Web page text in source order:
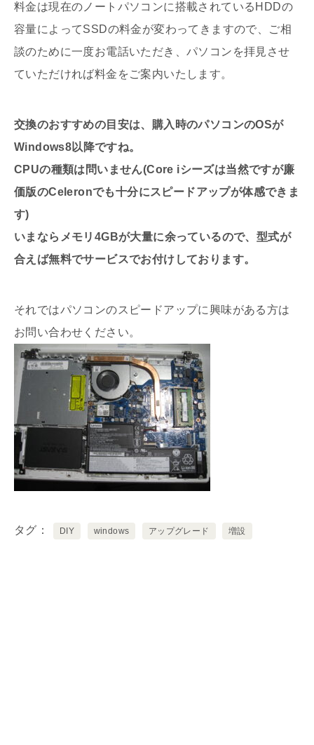
料金は現在のノートパソコンに搭載されているHDDの
容量によってSSDの料金が変わってきますので、ご相
談のために一度お電話いただき、パソコンを拝見させ
ていただければ料金をご案内いたします。
交換のおすすめの目安は、購入時のパソコンのOSが
Windows8以降ですね。
CPUの種類は問いません(Core iシーズは当然ですが廉
価版のCeleronでも十分にスピードアップが体感できま
す)
いまならメモリ4GBが大量に余っているので、型式が
合えば無料でサービスでお付けしております。
それではパソコンのスピードアップに興味がある方は
お問い合わせください。
タグ DIY windows アップグレード 増設